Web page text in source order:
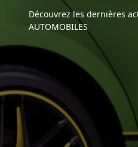
Découvrez les dernières
AUTOMOBILES